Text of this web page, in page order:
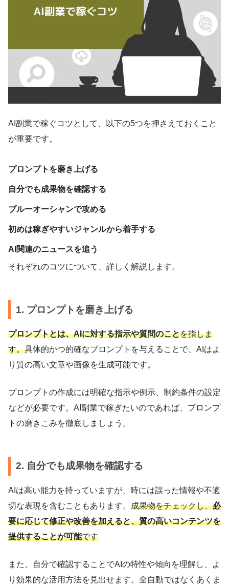
AI副業で稼ぐコツとして、以下の5つを押さえておくこと
が重要です。
プロンプトを磨き上げる
自分でも成果物を確認する
ブルーオーシャンで攻める
初めは稼ぎやすいジャンルから着手する
AI関連のニュースを追う
それぞれのコツについて、詳しく解説します。
1. プロンプトを磨き上げる
プロンプトとは、AIに対する指示や質問のことを指しま
す。具体的かつ的確なプロンプトを与えることで、AIはよ
り質の高い文章や画像を生成可能です。
プロンプトの作成には明確な指示や例示、制約条件の設定
などが必要です。AI副業で稼ぎたいのであれば、プロンプ
トの磨きこみを徹底しましょう。
2. 自分でも成果物を確認する
AIは高い能力を持っていますが、時には誤った情報や不適
切な表現を含むこともあります。 成果物をチェックし、必
要に応じて修正や改善を加えると、質の高いコンテンツを
提供することが可能です
また、自分で確認することでAIの特性や傾向を理解し、よ
り効果的な活用方法を見出せます。全自動ではなくあくま